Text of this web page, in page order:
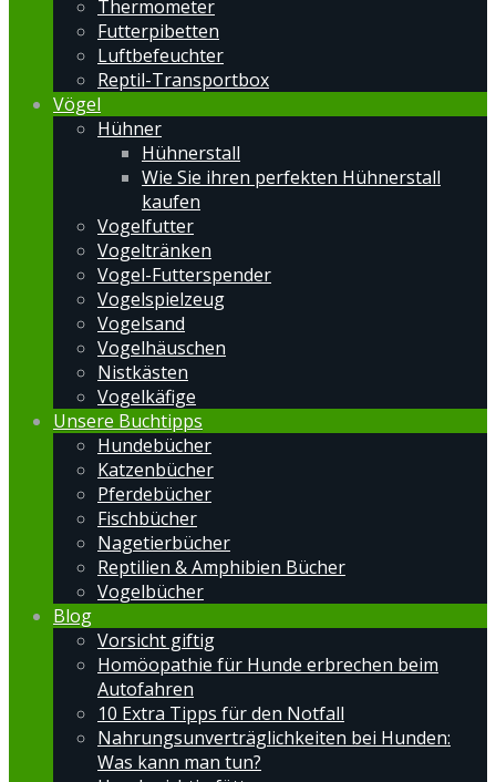
Thermometer
Futterpibetten
Luftbefeuchter
Reptil-Transportbox
Vögel
Hühner
Hühnerstall
Wie Sie ihren perfekten Hühnerstall
kaufen
Vogelfutter
Vogeltränken
Vogel-Futterspender
Vogelspielzeug
Vogelsand
Vogelhäuschen
Nistkästen
Vogelkäfige
Unsere Buchtipps
Hundebücher
Katzenbücher
Pferdebücher
Fischbücher
Nagetierbücher
Reptilien & Amphibien Bücher
Vogelbücher
Blog
Vorsicht giftig
Homöopathie für Hunde erbrechen beim
Autofahren
10 Extra Tipps für den Notfall
Nahrungsunverträglichkeiten bei Hunden:
Was kann man tun?